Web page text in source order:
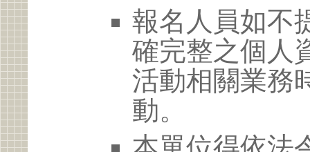
報名人員如不
確完整之個人
活動相關業務
動。